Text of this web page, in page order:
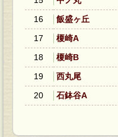
16
飯盛ヶ丘
17
榎崎A
18
榎崎B
19
西丸尾
20
石鉢谷A